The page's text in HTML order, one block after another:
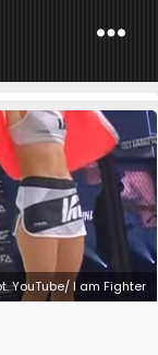
Sobek
3!
YouTube/ I am Fighter